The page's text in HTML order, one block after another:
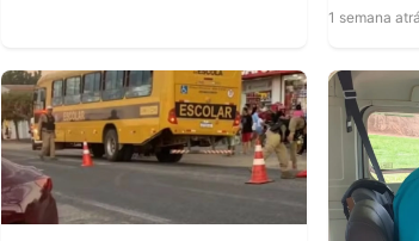
1 semana